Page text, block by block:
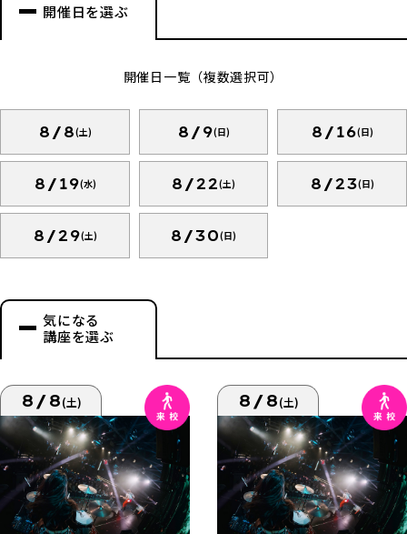
開催日を選ぶ
開催日一覧（複数選択可）
8/8(土) 8/9(日) 8/16(日)
8/19(水) 8/22(土) 8/23(日)
8/29(土) 8/30(日)
気になる
講座を選ぶ
8/8(土) 8/8(土)